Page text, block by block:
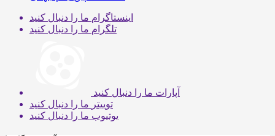
اینستاگرام ما را دنبال کنید
تلگرام ما را دنبال کنید
آپارات ما را دنبال کنید
توییتر ما را دنبال کنید
یوتیوب ما را دنبال کنید